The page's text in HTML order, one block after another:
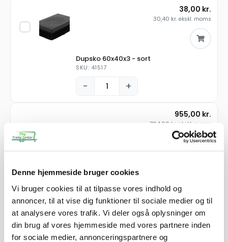
Denne hjemmeside bruger cookies
Vi bruger cookies til at tilpasse vores indhold og
annoncer, til at vise dig funktioner til sociale medier og til
at analysere vores trafik. Vi deler også oplysninger om
din brug af vores hjemmeside med vores partnere inden
for sociale medier, annonceringspartnere og
Dupsko 60x40x3 - sort
SKU: 41517
− +
38,00 kr.
30,40 kr. ekskl. moms
SKU: 41348
− +
955,00 kr.
764,00 kr. ekskl. moms
1.160,00
928,00kr. ekskl. moms